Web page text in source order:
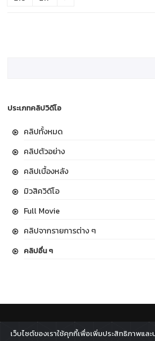
ประเภทคลิปวิดีโอ
คลิปทั้งหมด
คลิปตัวอย่าง
คลิปเบื้องหลัง
มิวสิควิดีโอ
Full Movie
คลิปจากรายการต่าง ๆ
คลิปอื่น ๆ
เว็บไซต์ของเราใช้คุกกี้เพื่อเพิ่มประสิทธิภาพแล